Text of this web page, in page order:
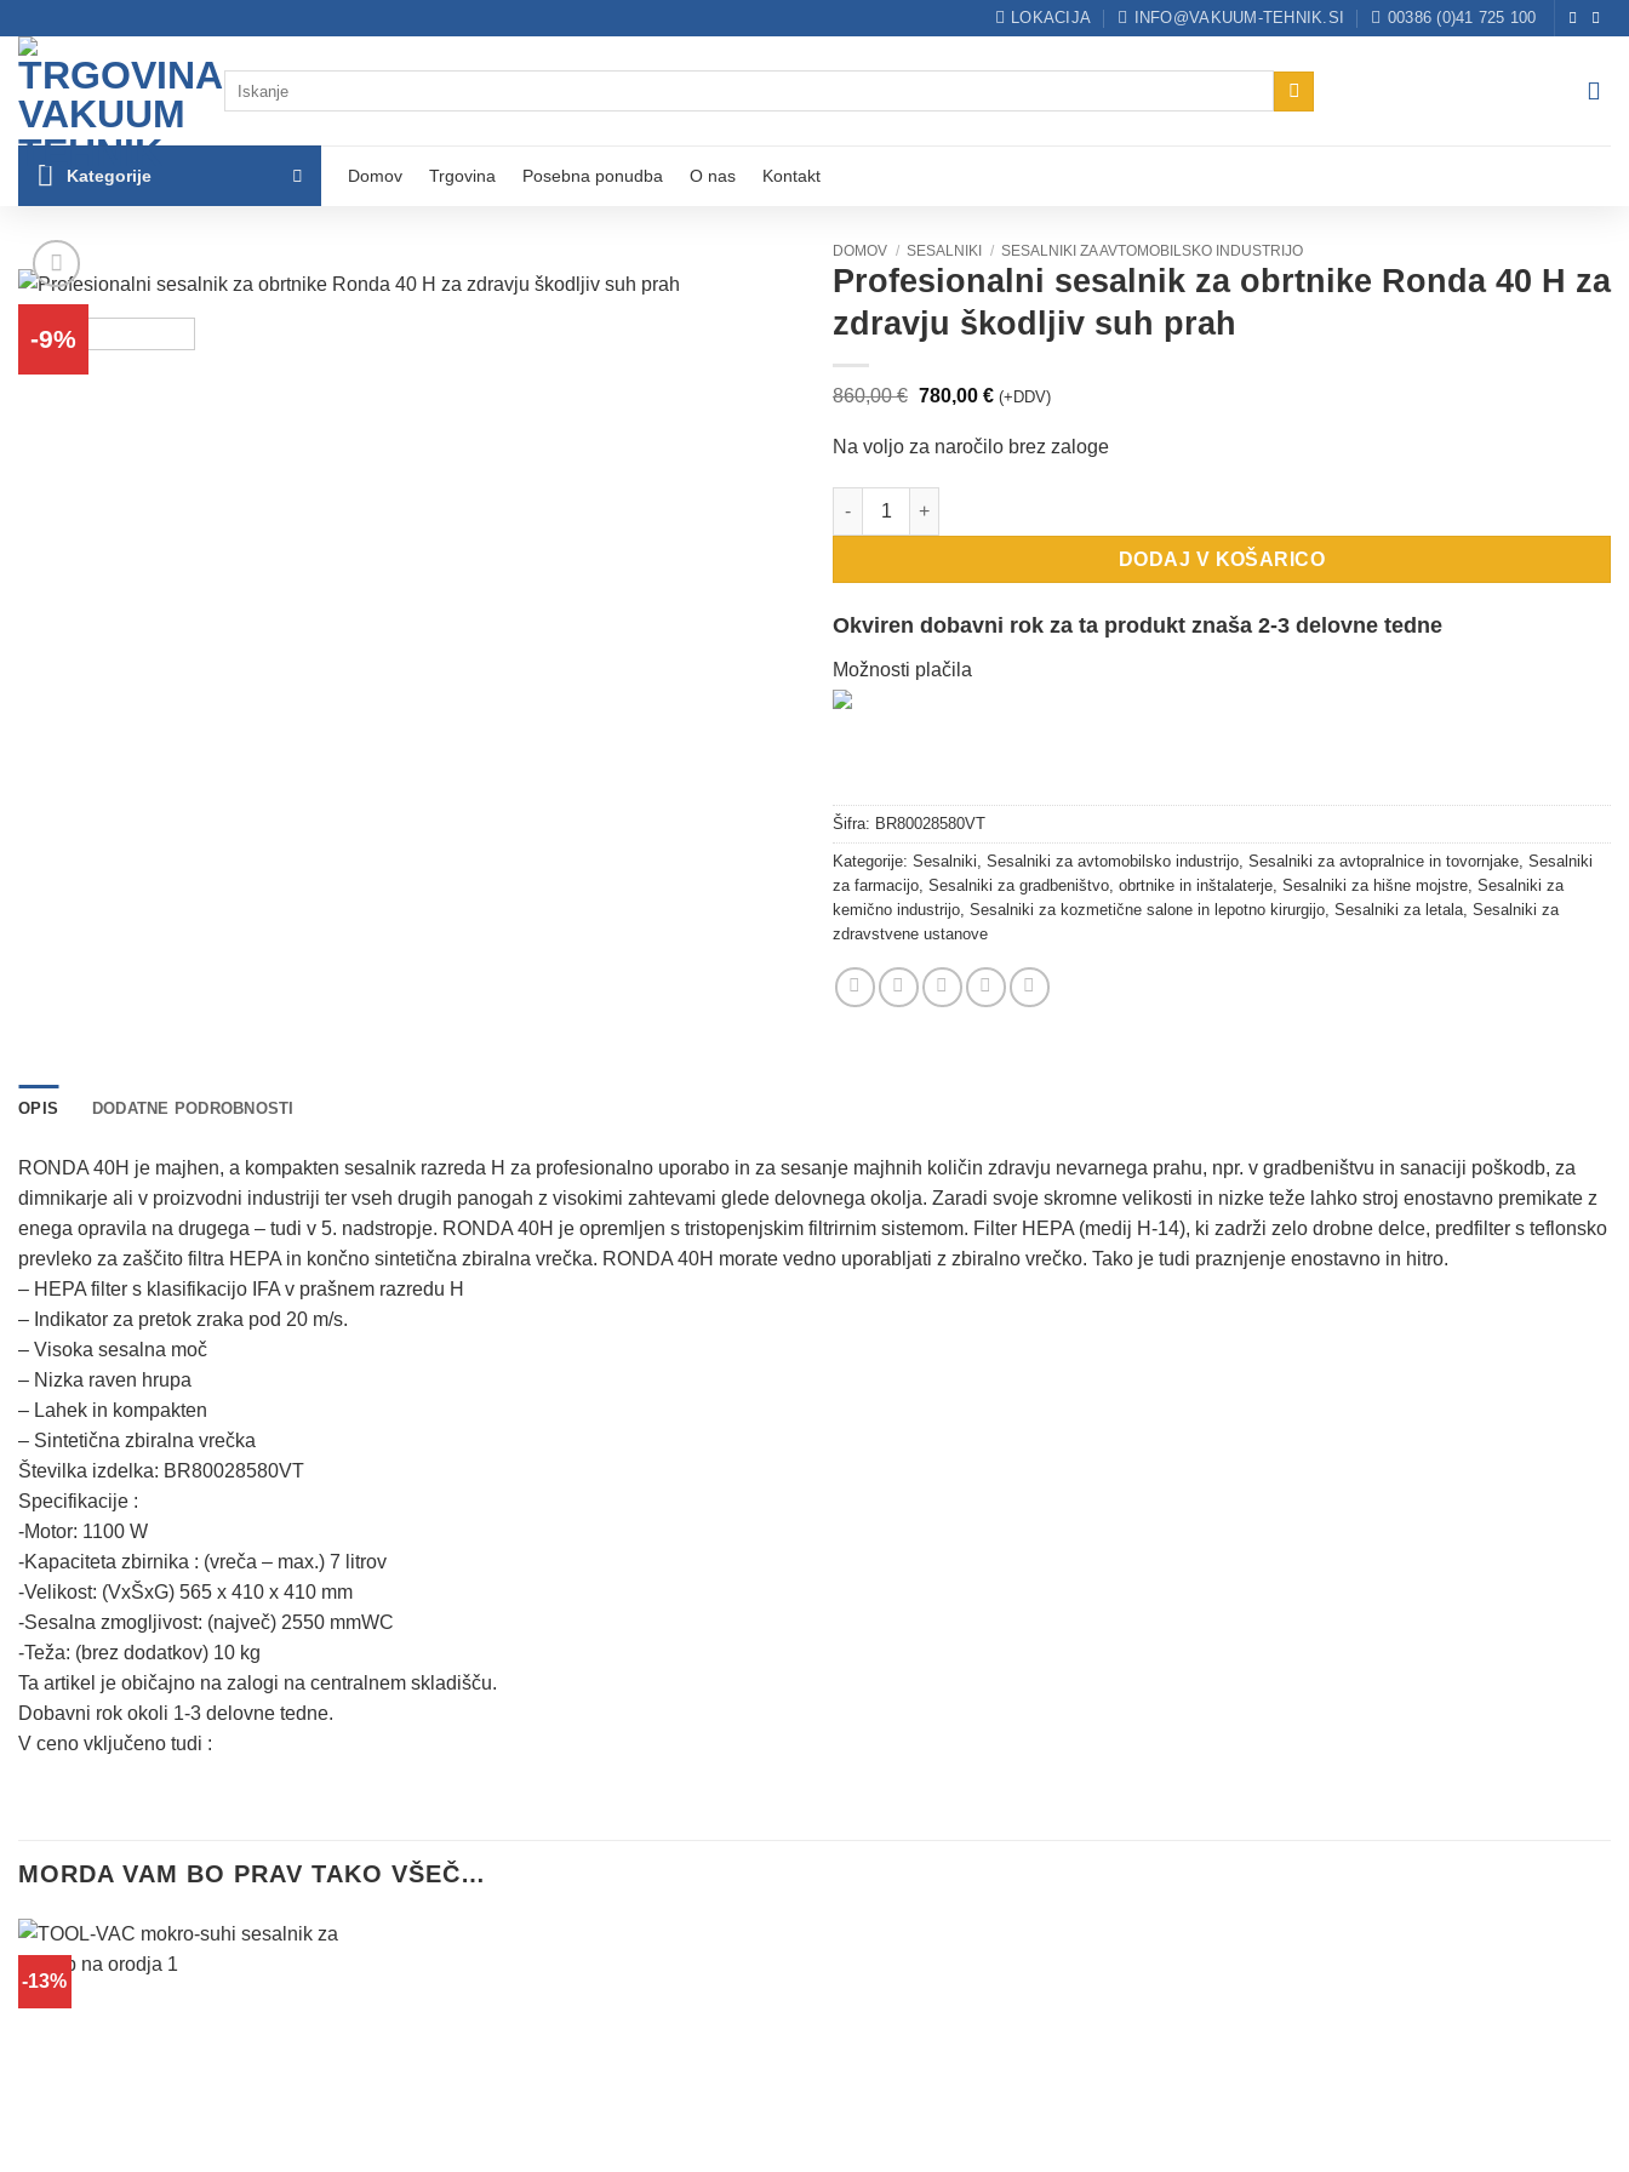
na
vsebino
LOKACIJA INFO@VAKUUM-TEHNIK.SI 00386 (0)41 725 100
Kategorije Domov Trgovina Posebna ponudba O nas Kontakt
-9%
DOMOV / SESALNIKI / SESALNIKI ZA AVTOMOBILSKO INDUSTRIJO
Profesionalni sesalnik za obrtnike Ronda 40 H za
zdravju škodljiv suh prah
860,00€ Izvirna
bila:
780,00 €Trenutna
780,00 €.
(+DDV)
Na voljo za naročilo brez zaloge
Profesionalni sesalnik za obrtnike Ronda 40 H za zdravju škodljiv suh prah količina
DODAJ V KOŠARICO
Okviren dobavni rok za ta produkt znaša 2-3 delovne tedne
Možnosti plačila
Šifra: BR80028580VT
Kategorije: Sesalniki Sesalniki za avtomobilsko industrijo Sesalniki za avtopralnice in tovornjake Sesalniki
za farmacijo Sesalniki za gradbeništvo, obrtnike in inštalaterje Sesalniki za hišne mojstre Sesalniki za
kemično industrijo Sesalniki za kozmetične salone in lepotno kirurgijo Sesalniki za letala Sesalniki za
zdravstvene ustanove
OPIS DODATNE PODROBNOSTI
RONDA 40H je majhen, a kompakten sesalnik razreda H za profesionalno uporabo in za sesanje majhnih količin zdravju nevarnega prahu, npr. v gradbeništvu in sanaciji poškodb, za
dimnikarje ali v proizvodni industriji ter vseh drugih panogah z visokimi zahtevami glede delovnega okolja. Zaradi svoje skromne velikosti in nizke teže lahko stroj enostavno premikate z
enega opravila na drugega – tudi v 5. nadstropje. RONDA 40H je opremljen s tristopenjskim filtrirnim sistemom. Filter HEPA (medij H-14), ki zadrži zelo drobne delce, predfilter s teflonsko
prevleko za zaščito filtra HEPA in končno sintetična zbiralna vrečka. RONDA 40H morate vedno uporabljati z zbiralno vrečko. Tako je tudi praznjenje enostavno in hitro.
– HEPA filter s klasifikacijo IFA v prašnem razredu H
– Indikator za pretok zraka pod 20 m/s.
– Visoka sesalna moč
– Nizka raven hrupa
– Lahek in kompakten
– Sintetična zbiralna vrečka
Številka izdelka: BR80028580VT
Specifikacije :
-Motor: 1100 W
-Kapaciteta zbirnika : (vreča – max.) 7 litrov
-Velikost: (VxŠxG) 565 x 410 x 410 mm
-Sesalna zmogljivost: (največ) 2550 mmWC
-Teža: (brez dodatkov) 10 kg
Ta artikel je običajno na zalogi na centralnem skladišču.
Dobavni rok okoli 1-3 delovne tedne.
V ceno vključeno tudi :
MORDA VAM BO PRAV TAKO VŠEČ…
-13%